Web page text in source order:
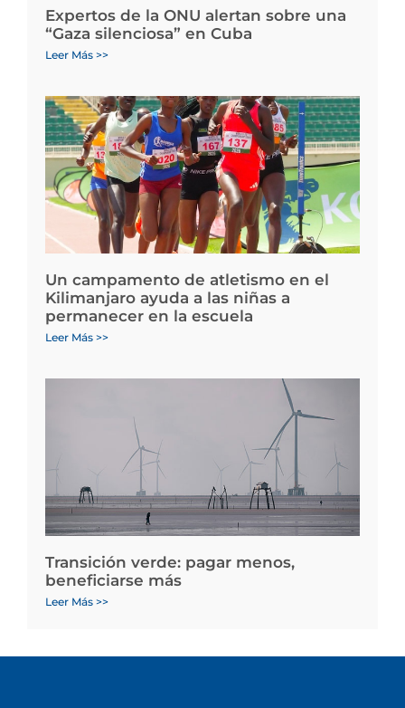
Expertos de la ONU alertan sobre una
“Gaza silenciosa” en Cuba
Leer Más >>
Un campamento de atletismo en el
Kilimanjaro ayuda a las niñas a
permanecer en la escuela
Leer Más >>
Transición verde: pagar menos,
beneficiarse más
Leer Más >>